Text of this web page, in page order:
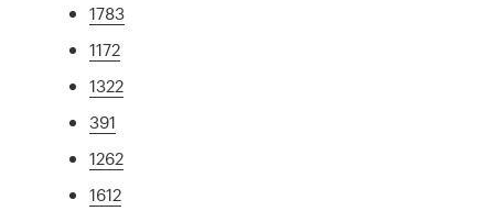
1783
1172
1322
391
1262
1612